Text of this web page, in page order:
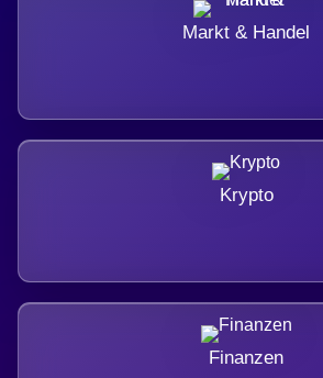
Markt & Handel
Krypto
Finanzen